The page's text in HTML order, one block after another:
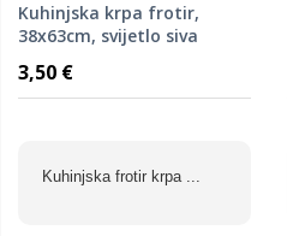
Kuhinjska krpa frotir,
38x63cm, svijetlo siva
3,50 €
Kuhinjska frotir krpa ...